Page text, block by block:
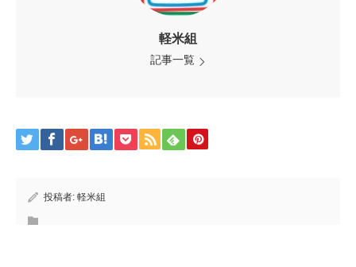
軽米組
記事一覧
投稿者: 軽米組